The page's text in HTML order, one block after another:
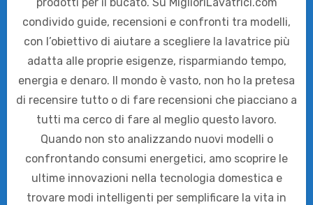
condivido guide, recensioni e confronti tra modelli,
con l’obiettivo di aiutare a scegliere la lavatrice più
adatta alle proprie esigenze, risparmiando tempo,
energia e denaro. Il mondo è vasto, non ho la pretesa
di recensire tutto o di fare recensioni che piacciano a
tutti ma cerco di fare al meglio questo lavoro.
Quando non sto analizzando nuovi modelli o
confrontando consumi energetici, amo scoprire le
ultime innovazioni nella tecnologia domestica e
trovare modi intelligenti per semplificare la vita in